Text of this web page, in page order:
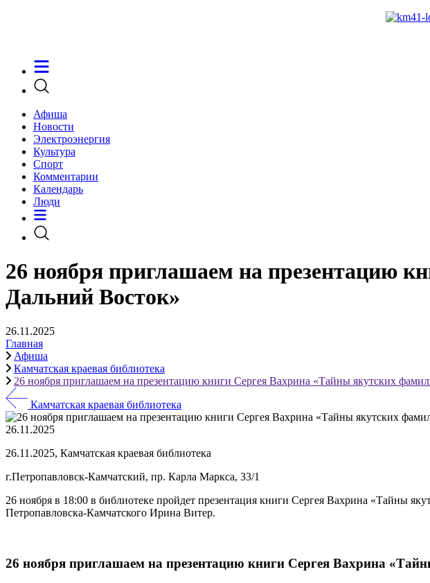
Афиша
Новости
Электроэнергия
Культура
Спорт
Комментарии
Календарь
Люди
26 ноября приглашаем на презентацию
Дальний Восток»
26.11.2025
Главная
Афиша
Камчатская краевая библиотека
26 ноября приглашаем на презентацию книги Сергея Вахрина «Тайны якутских
Камчатская краевая библиотека
26.11.2025
26.11.2025, Камчатская краевая библиотека
г.Петропавловск-Камчатский, пр. Карла Маркса, 33/1
26 ноября в 18:00 в библиотеке пройдет презентация книги Сергея Вахрина «Тайны
Петропавловска-Камчатского Ирина Витер.
26 ноября приглашаем на презентацию книги Сергея Вахрина